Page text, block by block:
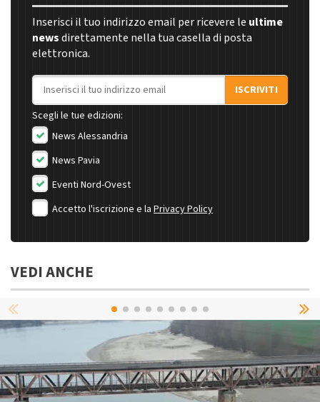
Inserisci il tuo indirizzo email per ricevere le ultime
newsdirettamente nella tua casella di posta
elettronica.
Indirizzo email
ISCRIVITI
Scegli le tue edizioni:
News Alessandria
News Pavia
Eventi Nord-Ovest
Accetto l'iscrizione e la Privacy Policy
VEDI ANCHE